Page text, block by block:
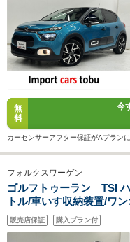
無
料
今
カーセンサーアフター保証がAプラン
フォルクスワーゲン
ゴルフトゥーラン TSI
トル/車いす収納装置/ワ
ヘッドライト/デジタルコ
クルーズコントロール/前
販売店保証 購入プラン付